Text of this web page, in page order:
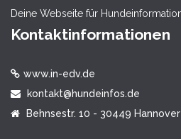
Deine Webseite für
Kontaktinformationen
www.in-edv.de
kontakt@hundeinfos.de
Behnsestr. 10 - 30449 Hannover